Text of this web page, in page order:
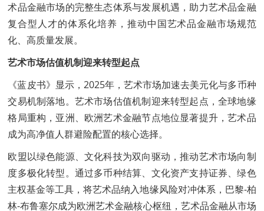
术品金融市场的完整生态体系与发展机遇，助力艺术品金融
复合型人才的体系化培养，推动中国艺术品金融市场规范
化、高质量发展。
艺术市场估值机制迎来转型起点
《蓝皮书》显示，2025年，艺术市场加速去美元化与多币种
交易机制落地。艺术市场估值机制迎来转型起点，全球地缘
格局重构，亚洲、欧洲艺术金融节点地位显著提升，艺术品
成为高净值人群避险配置的核心选择。
欧盟以绿色能源、文化科技为双向驱动，推动艺术市场向制
度多极化转型。通过多币种结算、文化资产支持证券、绿色
主权基金等工具，将艺术品纳入地缘风险对冲体系，巴黎-柏
林-布鲁塞尔成为欧洲艺术金融核心枢纽，艺术品金融从市场